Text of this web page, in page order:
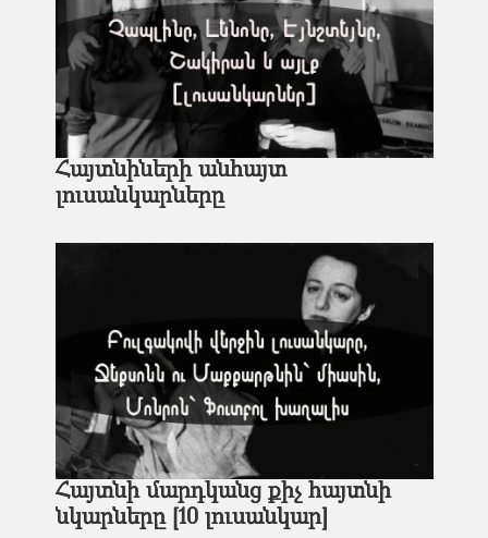
Հայտնիների անհայտ
լուսանկարները
Հայտնի մարդկանց քիչ հայտնի
նկարները [10 լուսանկար]